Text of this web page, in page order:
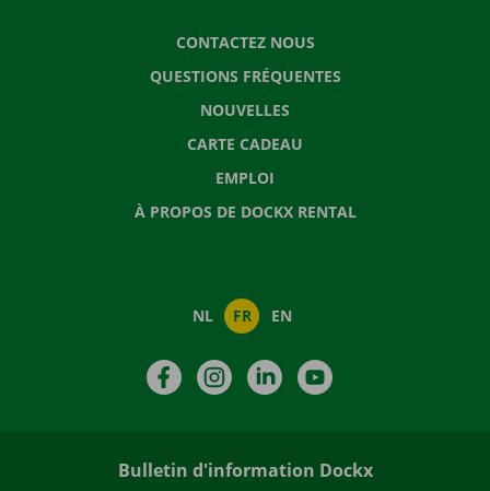
CONTACTEZ NOUS
QUESTIONS FRÉQUENTES
NOUVELLES
CARTE CADEAU
EMPLOI
À PROPOS DE DOCKX RENTAL
NL FR EN
FacebookInstagramLinkedIn
Bulletin d'information Dockx